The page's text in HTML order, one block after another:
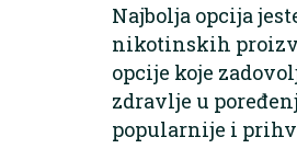
Najbolja opcija
nikotinskih
opcije koje
zdravlje u
popularnije i